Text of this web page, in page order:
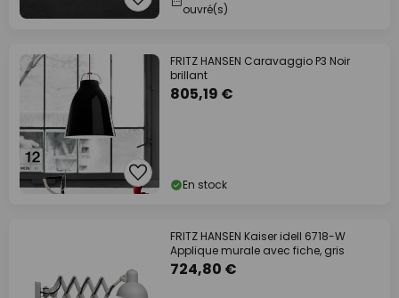
ouvré(s)
FRITZ HANSEN Caravaggio P3 Noir
brillant
805,19 €
En stock
FRITZ HANSEN Kaiser idell 6718-W
Applique murale avec fiche, gris
724,80 €